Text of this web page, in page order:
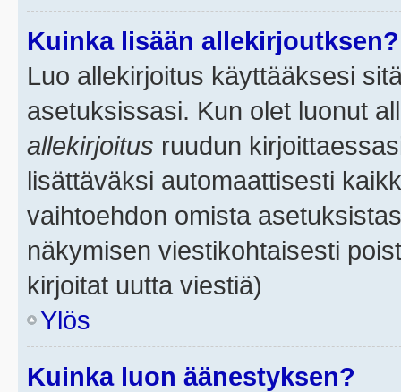
Kuinka lisään allekirjoutksen?
Luo allekirjoitus käyttääksesi
asetuksissasi. Kun olet luonut
allekirjoitus ruudun
lisättäväksi automaattisesti
vaihtoehdon omista
näkymisen viestikohtaisesti
kirjoitat uutta viestiä)
Ylös
Kuinka luon äänestyksen?